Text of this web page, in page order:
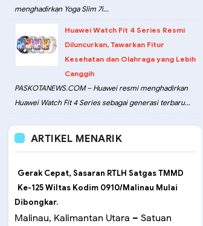
menghadirkan Yoga Slim 7i...
Huawei Watch Fit 4 Series Resmi
Diluncurkan, Tawarkan Fitur
Kesehatan dan Olahraga yang Lebih
Canggih
PASKOTANEWS.COM – Huawei resmi menghadirkan
Huawei Watch Fit 4 Series sebagai generasi terbaru...
ARTIKEL MENARIK
Gerak Cepat, Sasaran RTLH Satgas TMMD
Ke-125 Wiltas Kodim 0910/Malinau Mulai
Dibongkar.
Malinau, Kalimantan Utara – Satuan